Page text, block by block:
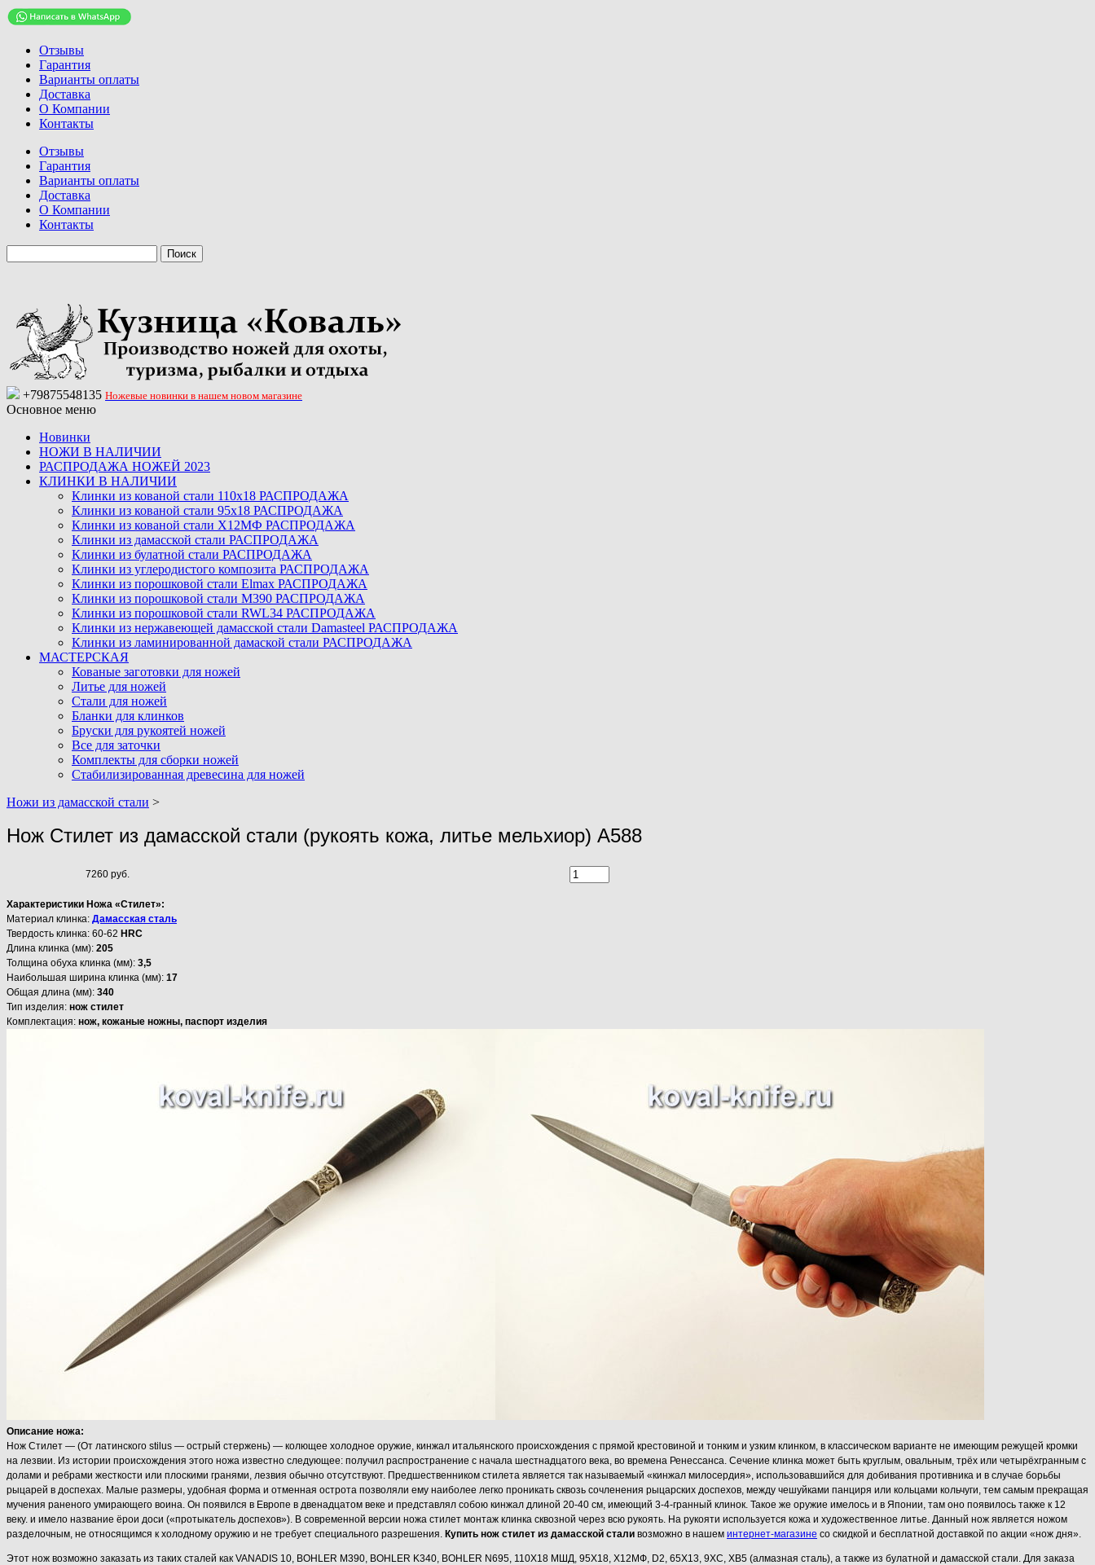
Отзывы
Гарантия
Варианты оплаты
Доставка
О Компании
Контакты
Отзывы
Гарантия
Варианты оплаты
Доставка
О Компании
Контакты
+79875548135 Ножевые новинки в нашем новом магазине
Основное меню
Новинки
НОЖИ В НАЛИЧИИ
РАСПРОДАЖА НОЖЕЙ 2023
КЛИНКИ В НАЛИЧИИ
Клинки из кованой стали 110х18 РАСПРОДАЖА
Клинки из кованой стали 95х18 РАСПРОДАЖА
Клинки из кованой стали Х12МФ РАСПРОДАЖА
Клинки из дамасской стали РАСПРОДАЖА
Клинки из булатной стали РАСПРОДАЖА
Клинки из углеродистого композита РАСПРОДАЖА
Клинки из порошковой стали Elmax РАСПРОДАЖА
Клинки из порошковой стали M390 РАСПРОДАЖА
Клинки из порошковой стали RWL34 РАСПРОДАЖА
Клинки из нержавеющей дамасской стали Damasteel РАСПРОДАЖА
Клинки из ламинированной дамаской стали РАСПРОДАЖА
МАСТЕРСКАЯ
Кованые заготовки для ножей
Литье для ножей
Стали для ножей
Бланки для клинков
Бруски для рукоятей ножей
Все для заточки
Комплекты для сборки ножей
Стабилизированная древесина для ножей
Ножи из дамасской стали >
Нож Стилет из дамасской стали (рукоять кожа, литье мельхиор) A588
7260 руб.
Характеристики Ножа «Стилет»:
Материал клинка: Дамасская сталь
Твердость клинка: 60-62 HRC
Длина клинка (мм): 205
Толщина обуха клинка (мм): 3,5
Наибольшая ширина клинка (мм): 17
Общая длина (мм): 340
Тип изделия: нож стилет
Комплектация: нож, кожаные ножны, паспорт изделия
Описание ножа:
Нож Стилет — (От латинского stilus — острый стержень) — колющее холодное оружие, кинжал итальянского происхождения с прямой крестовиной и тонким и узким клинком, в классическом варианте не имеющим режущей кромки
на лезвии. Из истории происхождения этого ножа известно следующее: получил распространение с начала шестнадцатого века, во времена Ренессанса. Сечение клинка может быть круглым, овальным, трёх или четырёхгранным с
долами и ребрами жесткости или плоскими гранями, лезвия обычно отсутствуют. Предшественником стилета является так называемый «кинжал милосердия», использовавшийся для добивания противника и в случае борьбы
рыцарей в доспехах. Малые размеры, удобная форма и отменная острота позволяли ему наиболее легко проникать сквозь сочленения рыцарских доспехов, между чешуйками панциря или кольцами кольчуги, тем самым прекращая
мучения раненого умирающего воина. Он появился в Европе в двенадцатом веке и представлял собою кинжал длиной 20-40 см, имеющий 3-4-гранный клинок. Такое же оружие имелось и в Японии, там оно появилось также к 12
веку. и имело название ёрои доси («протыкатель доспехов»). В современной версии ножа стилет монтаж клинка сквозной через всю рукоять. На рукояти используется кожа и художественное литье. Данный нож является ножом
разделочным, не относящимся к холодному оружию и не требует специального разрешения. Купить нож стилет из дамасской стали возможно в нашем интернет-магазине со скидкой и бесплатной доставкой по акции «нож дня».
Этот нож возможно заказать из таких сталей как VANADIS 10, BOHLER M390, BOHLER K340, BOHLER N695, 110Х18 МШД, 95Х18, Х12МФ, D2, 65Х13, 9ХС, ХВ5 (алмазная сталь), а также из булатной и дамасской стали. Для заказа